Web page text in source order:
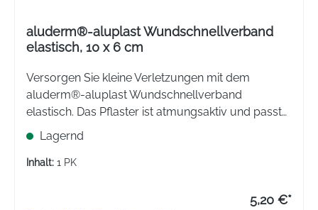
aluderm®-aluplast Wundschnellverband
elastisch, 10 x 6 cm
Versorgen Sie kleine Verletzungen mit dem
aluderm®-aluplast Wundschnellverband
elastisch. Das Pflaster ist atmungsaktiv und passt
sich Bewegungen an.
Lagernd
Inhalt: 1 PK
5,20 €*